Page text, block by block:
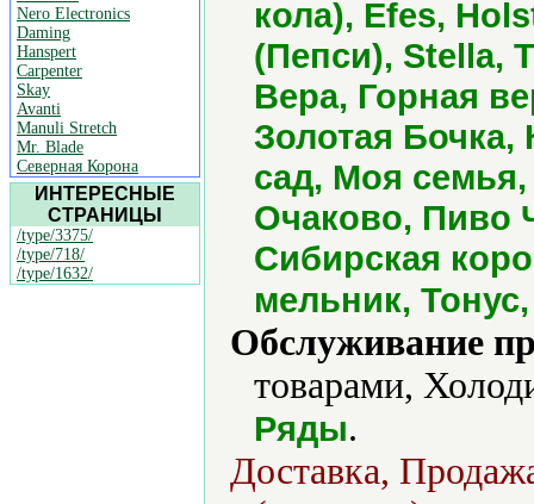
Nero Electronics
Daming
Hanspert
Carpenter
Skay
Avanti
Manuli Stretch
Mr. Blade
Северная Корона
ИНТЕРЕСНЫЕ
СТРАНИЦЫ
/type/3375/
/type/718/
/type/1632/
кола), Efes,
(Пепси), Stella,
Вера, Горная
Золотая
сад, Моя
Очаково, Пиво
Сибирская
мельник,
Обслуживание
товарами,
Ряды.
Доставка,